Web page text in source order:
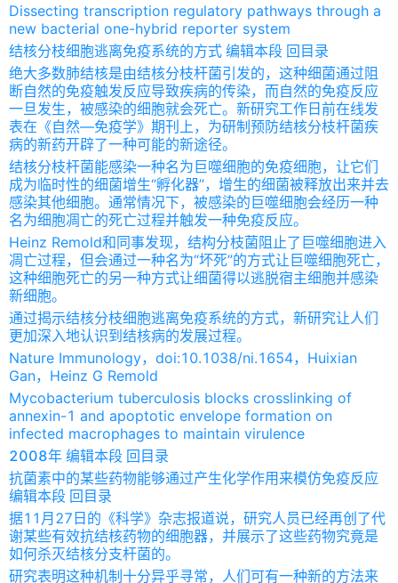
Dissecting transcription regulatory pathways through a
new bacterial one-hybrid reporter system
结核分枝细胞逃离免疫系统的方式 编辑本段 回目录
绝大多数肺结核是由结核分枝杆菌引发的，这种细菌通过阻
断自然的免疫触发反应导致疾病的传染，而自然的免疫反应
一旦发生，被感染的细胞就会死亡。新研究工作日前在线发
表在《自然—免疫学》期刊上，为研制预防结核分枝杆菌疾
病的新药开辟了一种可能的新途径。
结核分枝杆菌能感染一种名为巨噬细胞的免疫细胞，让它们
成为临时性的细菌增生“孵化器”，增生的细菌被释放出来并去
感染其他细胞。通常情况下，被感染的巨噬细胞会经历一种
名为细胞凋亡的死亡过程并触发一种免疫反应。
Heinz Remold和同事发现，结构分枝菌阻止了巨噬细胞进入
凋亡过程，但会通过一种名为“坏死”的方式让巨噬细胞死亡，
这种细胞死亡的另一种方式让细菌得以逃脱宿主细胞并感染
新细胞。
通过揭示结核分枝细胞逃离免疫系统的方式，新研究让人们
更加深入地认识到结核病的发展过程。
Nature Immunology，doi:10.1038/ni.1654，Huixian
Gan，Heinz G Remold
Mycobacterium tuberculosis blocks crosslinking of
annexin-1 and apoptotic envelope formation on
infected macrophages to maintain virulence
2008年 编辑本段 回目录
抗菌素中的某些药物能够通过产生化学作用来模仿免疫反应
编辑本段 回目录
据11月27日的《科学》杂志报道说，研究人员已经再创了代
谢某些有效抗结核药物的细胞器，并展示了这些药物究竟是
如何杀灭结核分支杆菌的。
研究表明这种机制十分异乎寻常，人们可有一种新的方法来